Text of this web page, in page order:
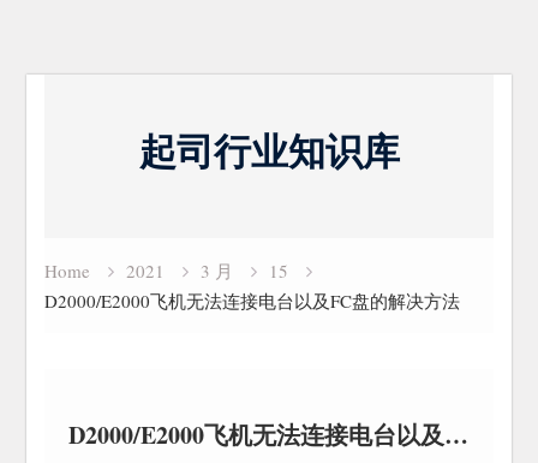
起司行业知识库
Home 2021 3 月
15
D2000/E2000飞机无法连接电台以及FC盘的解决方法
D2000/E2000飞机无法连接电台以及FC盘的解决方法